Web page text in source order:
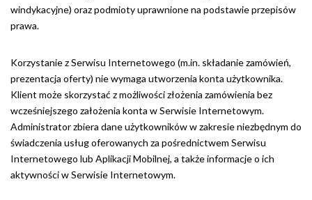
windykacyjne) oraz podmioty uprawnione na podstawie przepisów
prawa.
Korzystanie z Serwisu Internetowego (m.in. składanie zamówień,
prezentacja oferty) nie wymaga utworzenia konta użytkownika.
Klient może skorzystać z możliwości złożenia zamówienia bez
wcześniejszego założenia konta w Serwisie Internetowym.
Administrator zbiera dane użytkowników w zakresie niezbędnym do
świadczenia usług oferowanych za pośrednictwem Serwisu
Internetowego lub Aplikacji Mobilnej, a także informacje o ich
aktywności w Serwisie Internetowym.